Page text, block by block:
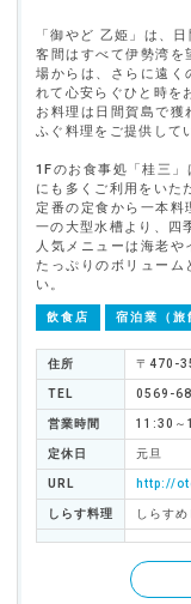
「御やど 乙姫」は、
客間はすべて伊勢湾を
場からは、さらに遠く
れて心安らぐひと時を
お料理は日間賀島で獲
ふぐ料理をご提供して
1Fのお食事処「桂三
にも多くご利用をいた
定番の定食から一本
一の大型水槽より、四
人気メニューは海老や
たっぷりのボリューム
い。
飲食店 宿泊業（旅
住所 〒470-
TEL 0569-
営業時間 11:30～
定休日 元旦
URL http://
しらす料理 しらす